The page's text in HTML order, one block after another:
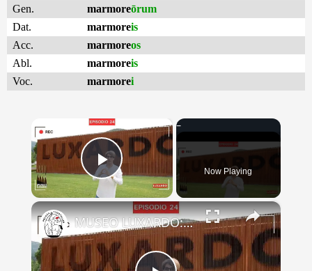
Gen.
marmoreōrum
Dat.
marmoreis
Acc.
marmoreos
Abl.
marmoreis
Voc.
marmorei
×
Play Video Now Playing
×
MUSEO LUXARDO: Un Viaggio nel Tempo e nel Gusto